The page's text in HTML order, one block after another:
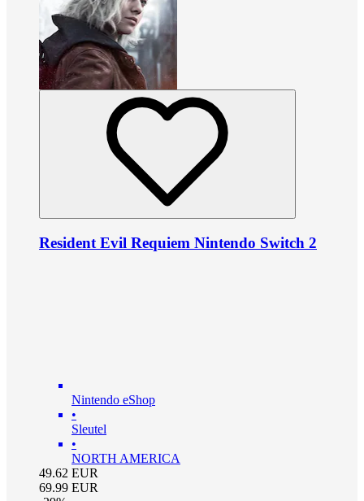
Resident Evil Requiem Nintendo Switch 2
Nintendo eShop
•
Sleutel
•
NORTH AMERICA
49.62 EUR
69.99 EUR